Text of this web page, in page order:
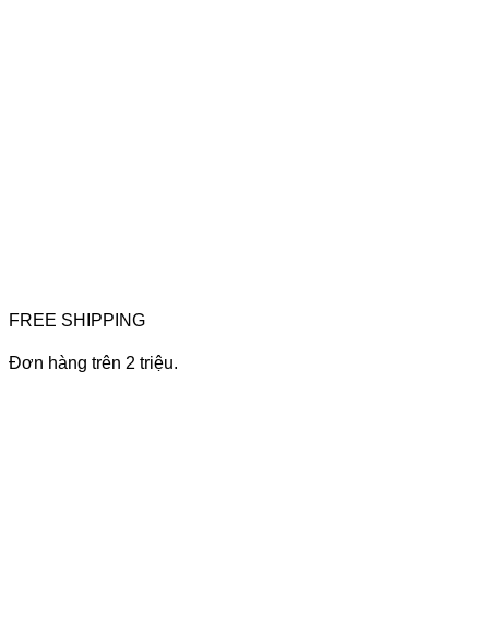
FREE SHIPPING
Đơn hàng trên 2 triệu.